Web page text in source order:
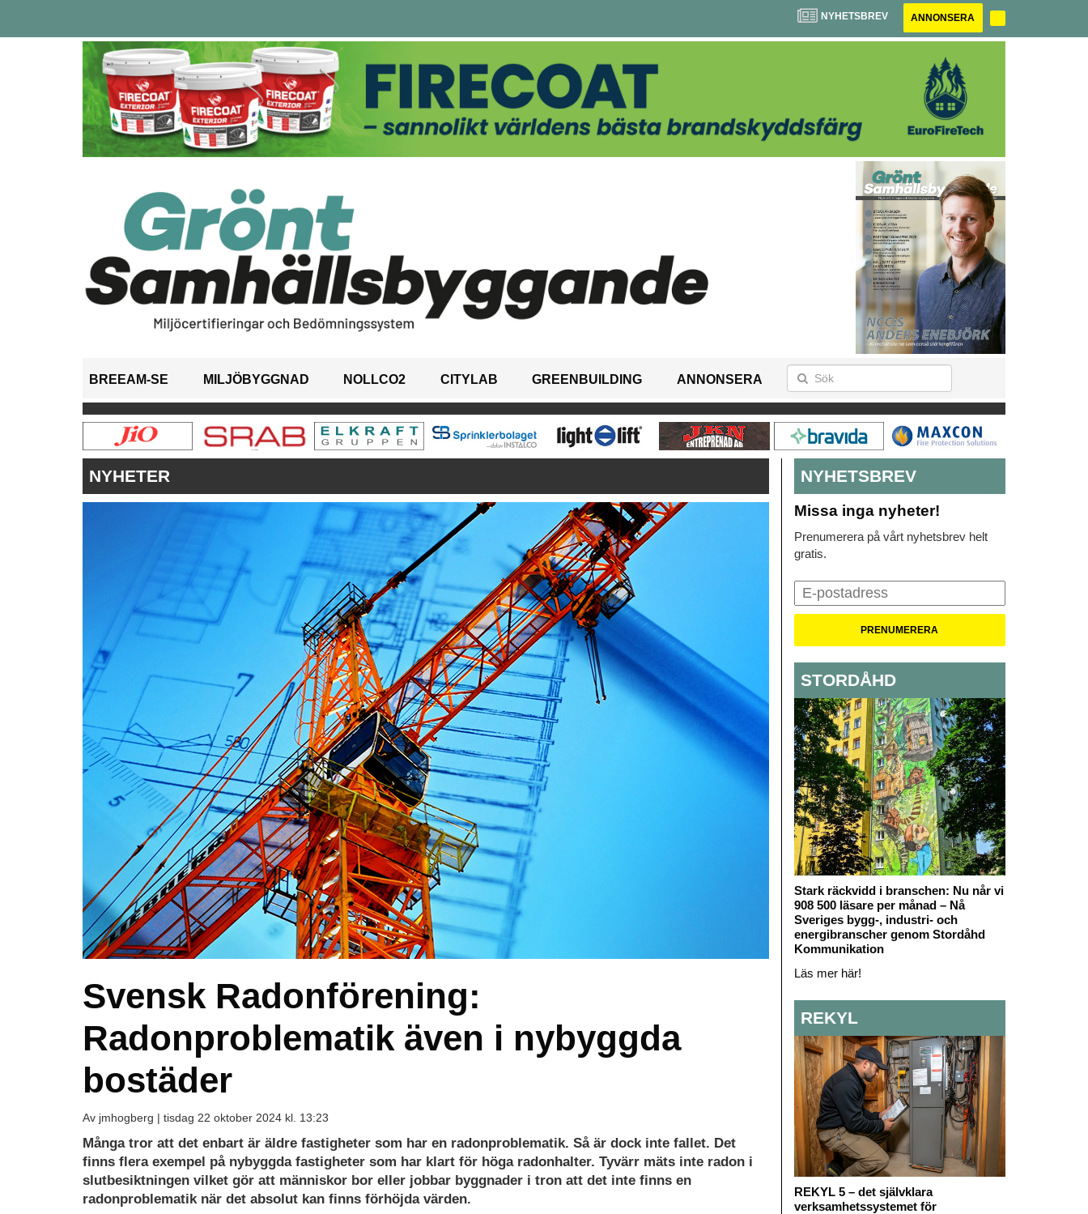
NYHETSBREV ANNONSERA
BREEAM-SE MILJÖBYGGNAD NOLLCO2 CITYLAB GREENBUILDING ANNONSERA
NYHETER
Svensk Radonförening:
Radonproblematik även i nybyggda
bostäder
Av jmhogberg | tisdag 22 oktober 2024 kl. 13:23
Ladda
ned
som
PDF
Många tror att det enbart är äldre fastigheter som har en radonproblematik. Så är dock inte fallet. Det
finns flera exempel på nybyggda fastigheter som har klart för höga radonhalter. Tyvärr mäts inte radon i
slutbesiktningen vilket gör att människor bor eller jobbar byggnader i tron att det inte finns en
radonproblematik när det absolut kan finns förhöjda värden.
NYHETSBREV
Missa inga nyheter!
Prenumerera på vårt nyhetsbrev helt
gratis.
STORDÅHD
Stark räckvidd i branschen: Nu når vi
908 500 läsare per månad – Nå
Sveriges bygg-, industri- och
energibranscher genom Stordåhd
Kommunikation
Läs mer här!
REKYL
REKYL 5 – det självklara
verksamhetssystemet för